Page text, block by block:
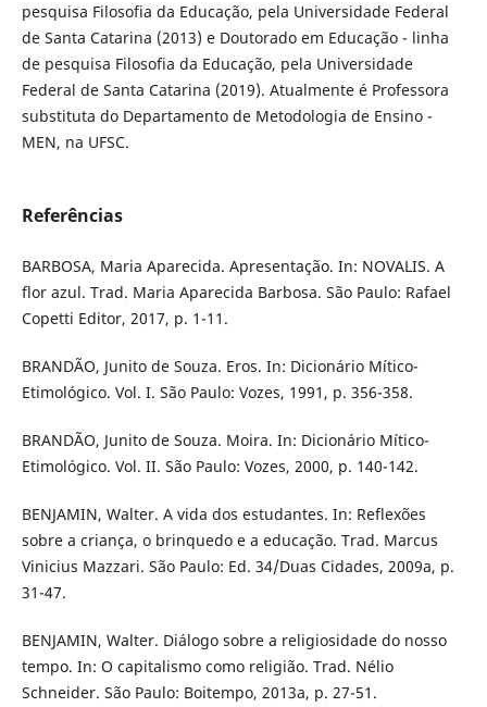
pesquisa Filosofia da Educação, pela Universidade Federal
de Santa Catarina (2013) e Doutorado em Educação - linha
de pesquisa Filosofia da Educação, pela Universidade
Federal de Santa Catarina (2019). Atualmente é Professora
substituta do Departamento de Metodologia de Ensino -
MEN, na UFSC.
Referências
BARBOSA, Maria Aparecida. Apresentação. In: NOVALIS. A
flor azul. Trad. Maria Aparecida Barbosa. São Paulo: Rafael
Copetti Editor, 2017, p. 1-11.
BRANDÃO, Junito de Souza. Eros. In: Dicionário Mítico-
Etimológico. Vol. I. São Paulo: Vozes, 1991, p. 356-358.
BRANDÃO, Junito de Souza. Moira. In: Dicionário Mítico-
Etimológico. Vol. II. São Paulo: Vozes, 2000, p. 140-142.
BENJAMIN, Walter. A vida dos estudantes. In: Reflexões
sobre a criança, o brinquedo e a educação. Trad. Marcus
Vinicius Mazzari. São Paulo: Ed. 34/Duas Cidades, 2009a, p.
31-47.
BENJAMIN, Walter. Diálogo sobre a religiosidade do nosso
tempo. In: O capitalismo como religião. Trad. Nélio
Schneider. São Paulo: Boitempo, 2013a, p. 27-51.